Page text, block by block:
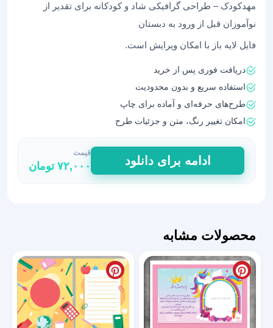
مهدکودک – طراحی گرافیکی شاد و کودکانه برای تقدیر از
نوآموزان قبل از ورود به دبستان
فایل لایه باز با امکان ویرایش است.
دریافت فوری پس از خرید
استفاده سریع و بدون محدودیت
طرح‌های حرفه‌ای و آماده برای چاپ
امکان تغییر رنگ، متن و جزئیات طرح
اولین
قدم
به
گواهینامه
فارغ‌التحصیلان
مهدکودک
عدد
ادامه برای دانلود
قیمت
۷۲,۰۰۰ تومان
محصولات مشابه